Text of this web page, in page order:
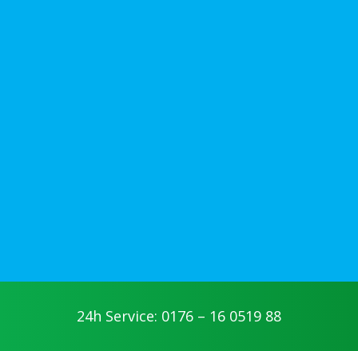
24h Service: 0176 – 16 0519 88